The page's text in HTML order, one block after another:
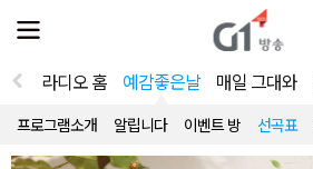
전
체
뉴
열
라디오 홈 예감좋은날 매일 그대와
프로그램소개 알립니다 이벤트 방 선곡표